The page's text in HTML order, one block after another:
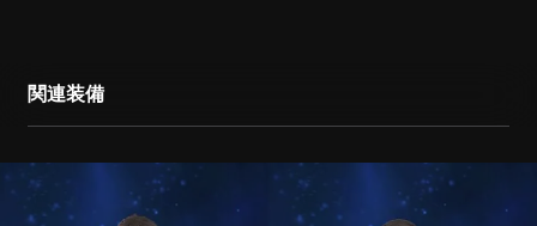
関連装備